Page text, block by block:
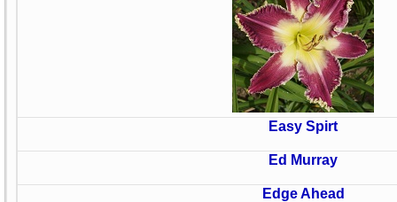
Easy Spirt
Ed Murray
Edge Ahead